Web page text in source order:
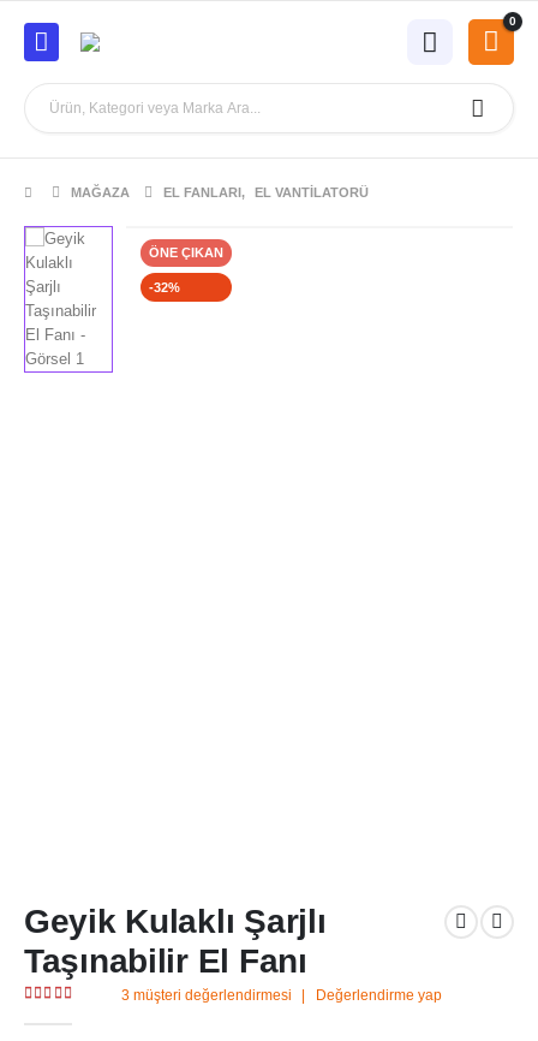
0
MAĞAZA EL FANLARI, EL VANTILATORÜ
ÖNE ÇIKAN
-32%
Geyik Kulaklı Şarjlı
Taşınabilir El Fanı
3müşteri değerlendirmesi Değerlendirme yap